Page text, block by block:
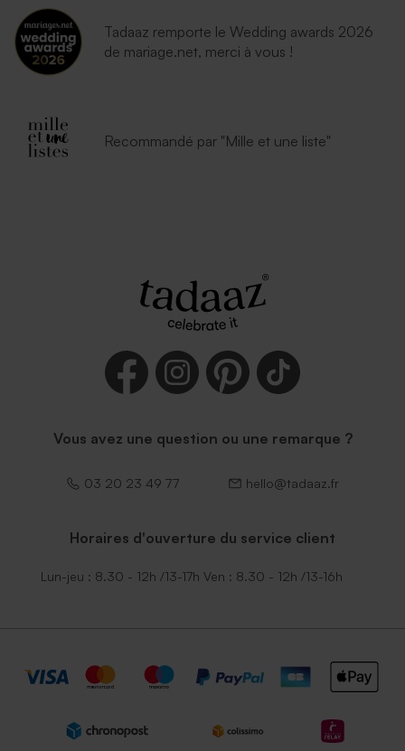
Tadaaz remporte le Wedding awards 2026
de mariage.net, merci à vous !
Recommandé par "Mille et une liste"
Vous avez une question ou une remarque ?
03 20 23 49 77 hello@tadaaz.fr
Horaires d'ouverture du service client
Lun-jeu : 8.30 - 12h /13-17h Ven : 8.30 - 12h /13-16h